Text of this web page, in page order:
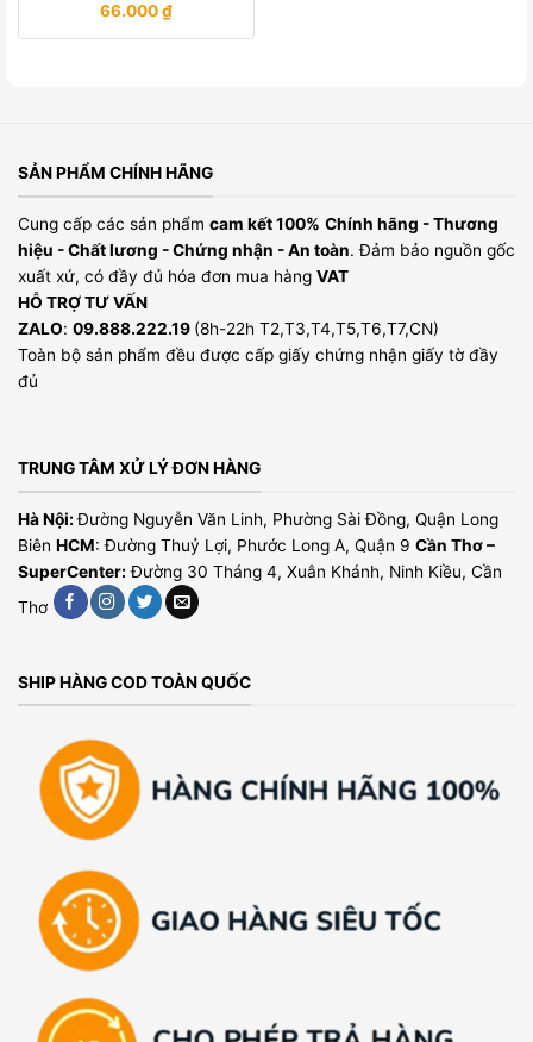
66.000₫
SẢN PHẨM CHÍNH HÃNG
Cung cấp các sản phẩm cam kết 100% Chính hãng - Thương
hiệu - Chất lương - Chứng nhận - An toàn. Đảm bảo nguồn gốc
xuất xứ, có đầy đủ hóa đơn mua hàng VAT
HỖ TRỢ TƯ VẤN
ZALO: 09.888.222.19 (8h-22h T2,T3,T4,T5,T6,T7,CN)
Toàn bộ sản phẩm đều được cấp giấy chứng nhận giấy tờ đầy
đủ
TRUNG TÂM XỬ LÝ ĐƠN HÀNG
Hà Nội:Đường Nguyễn Văn Linh, Phường Sài Đồng, Quận Long
Biên HCM: Đường Thuỷ Lợi, Phước Long A, Quận 9 Cần Thơ –
SuperCenter: Đường 30 Tháng 4, Xuân Khánh, Ninh Kiều, Cần
Thơ
SHIP HÀNG COD TOÀN QUỐC